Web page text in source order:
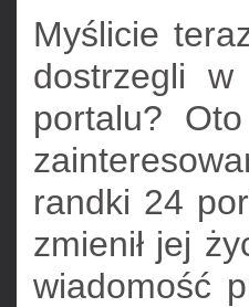
Myślicie
dostrzegli w
portalu?
randki 24
zmienił jej
wiadomość